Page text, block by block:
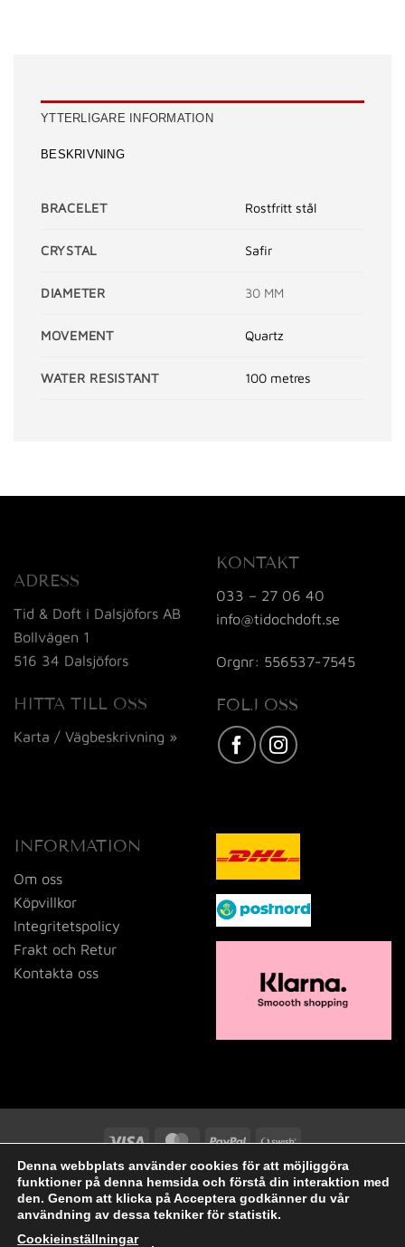
YTTERLIGARE INFORMATION
BESKRIVNING
BRACELET Rostfritt stål
CRYSTAL Safir
DIAMETER 30 MM
MOVEMENT Quartz
WATER RESISTANT 100 metres
ADRESS
Tid & Doft i Dalsjöfors AB
Bollvägen 1
516 34 Dalsjöfors
HITTA TILL OSS
Karta / Vägbeskrivning »
KONTAKT
033 – 27 06 40
info@tidochdoft.se
Orgnr: 556537-7545
FÖLJ OSS
INFORMATION
Om oss
Köpvillkor
Integritetspolicy
Frakt och Retur
Kontakta oss
Visa MasterCardPayPal
Swish
(SE)
2026 © Tid och Doft i Dalsjöfors AB
Denna webbplats använder cookies för att möjliggöra
funktioner på denna hemsida och förstå din interaktion med
den. Genom att klicka på Acceptera godkänner du vår
användning av dessa tekniker för statistik.
Cookieinställningar
.